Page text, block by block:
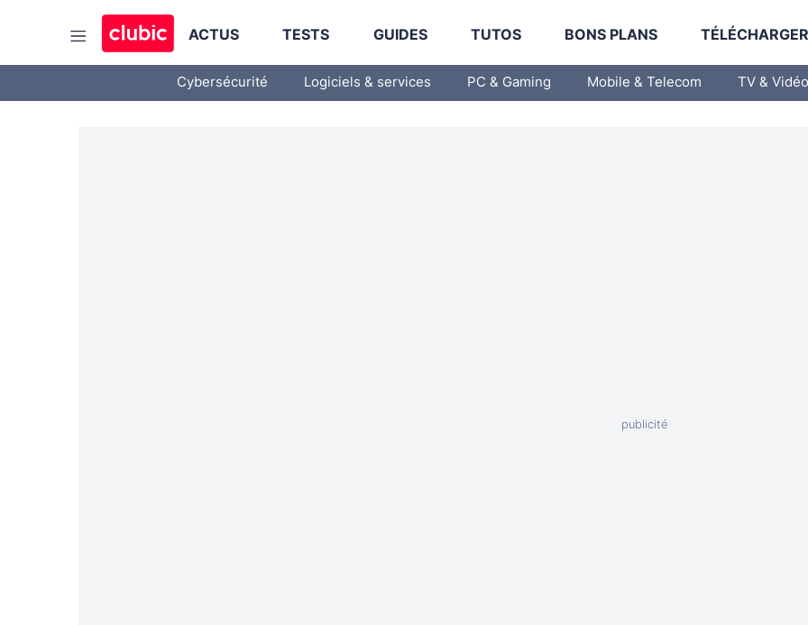
ACTUS TESTS GUIDES TUTOS BONS PLANS
Cybersécurité Logiciels & services PC & Gaming Mobile & Telecom TV & Vidéo